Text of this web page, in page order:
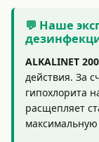
💬 Наше
ALKALINET 200
действия. За
гипохлорита
расщепляет